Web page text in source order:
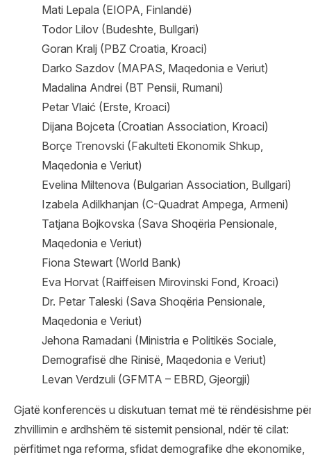
Mati Lepala (EIOPA, Finlandë)
Todor Lilov (Budeshte, Bullgari)
Goran Kralj (PBZ Croatia, Kroaci)
Darko Sazdov (MAPAS, Maqedonia e Veriut)
Madalina Andrei (BT Pensii, Rumani)
Petar Vlaić (Erste, Kroaci)
Dijana Bojceta (Croatian Association, Kroaci)
Borçe Trenovski (Fakulteti Ekonomik Shkup,
Maqedonia e Veriut)
Evelina Miltenova (Bulgarian Association, Bullgari)
Izabela Adilkhanjan (C-Quadrat Ampega, Armeni)
Tatjana Bojkovska (Sava Shoqëria Pensionale,
Maqedonia e Veriut)
Fiona Stewart (World Bank)
Eva Horvat (Raiffeisen Mirovinski Fond, Kroaci)
Dr. Petar Taleski (Sava Shoqëria Pensionale,
Maqedonia e Veriut)
Jehona Ramadani (Ministria e Politikës Sociale,
Demografisë dhe Rinisë, Maqedonia e Veriut)
Levan Verdzuli (GFMTA – EBRD, Gjeorgji)
Gjatë konferencës u diskutuan temat më të rëndësishme
zhvillimin e ardhshëm të sistemit pensional, ndër të cilat:
përfitimet nga reforma, sfidat demografike dhe ekonomike,